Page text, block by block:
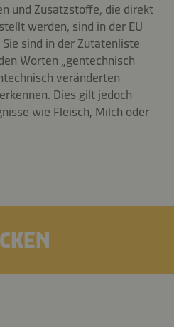
und Zusatzstoffe, die direkt
werden, sind in der EU
sind in der Zutatenliste
Worten „gentechnisch
veränderten
Dies gilt jedoch
wie Fleisch, Milch oder